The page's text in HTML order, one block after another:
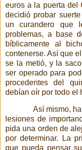
euros a la puerta del
decidió probar
un curandero que
problemas, a base
bíblicamente al
contenerse. Así que
se la metió, y la
ser operado para
procedentes del
debían oír por todo el
Así mismo,
lesiones de
pida una orden de
por determinar. La
que pueda pensar